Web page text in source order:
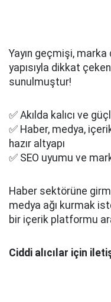
Yayın geçmişi,
yapısıyla dikkat
sunulmuştur!
✅ Akılda kalıcı ve
✅ Haber, medya,
hazır altyapı
✅ SEO uyumu ve
Haber sektörüne
medya ağı kurmak
bir içerik platformu
Ciddi alıcılar için